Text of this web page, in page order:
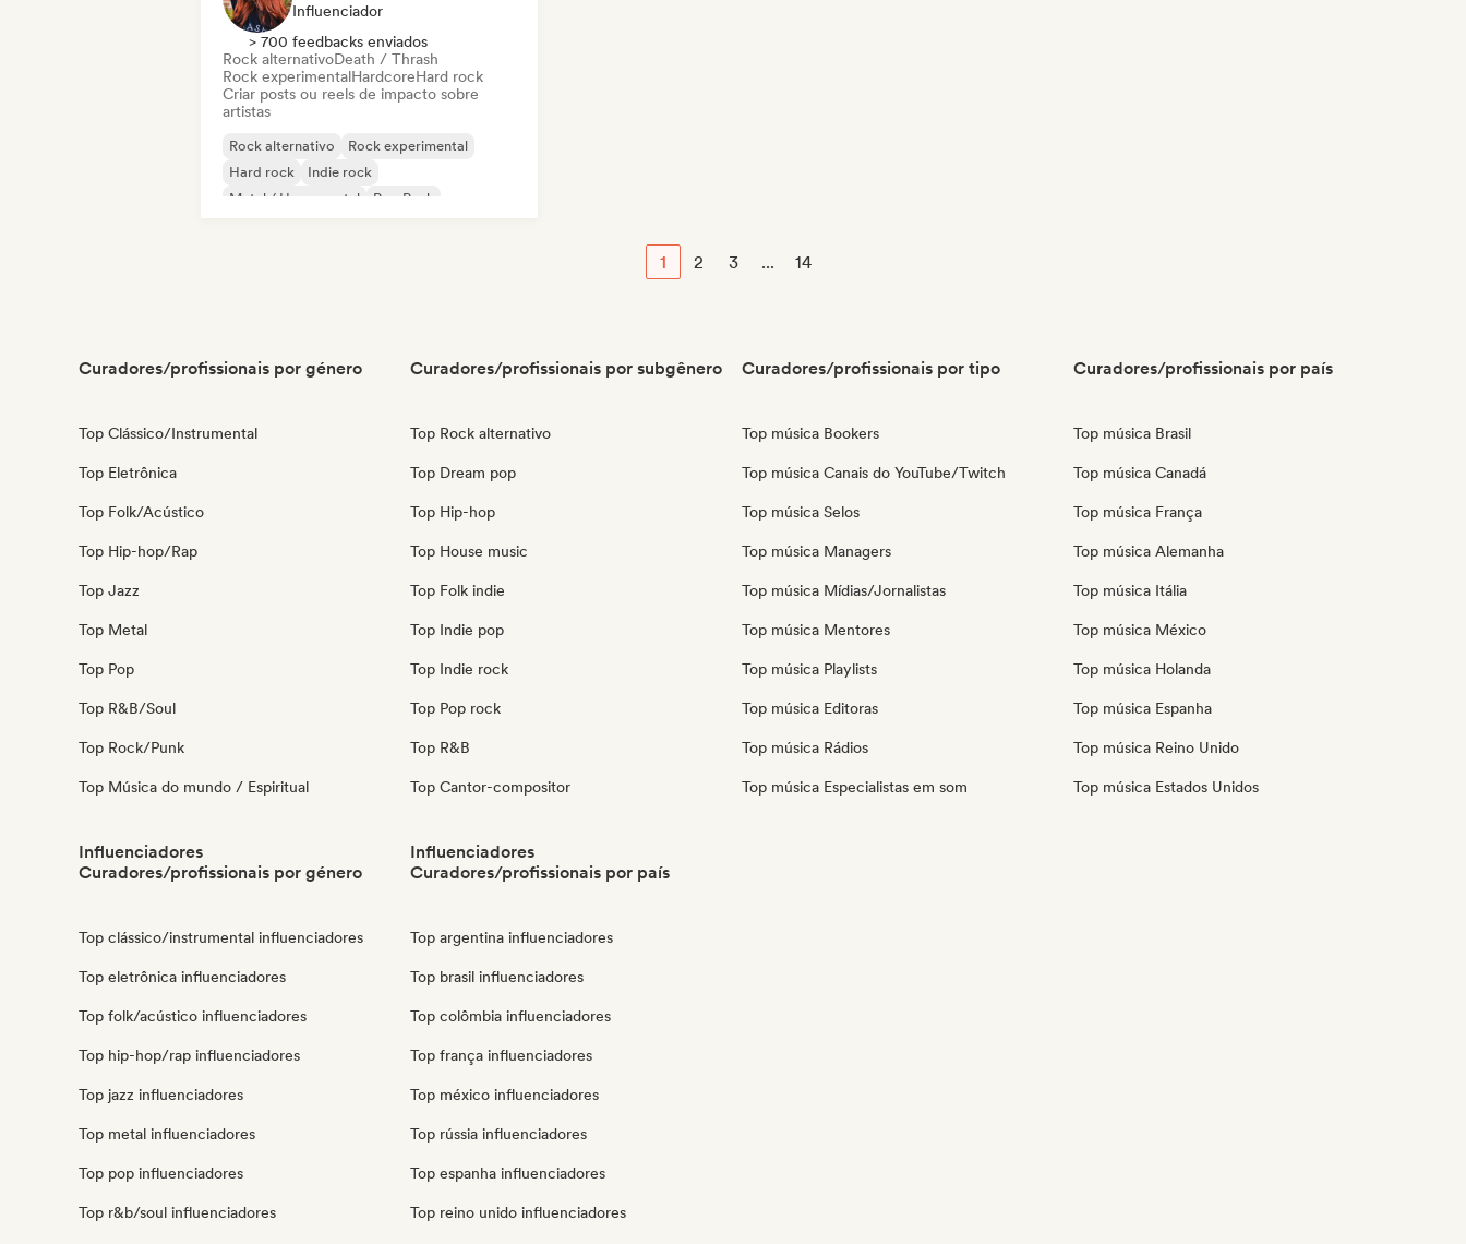
Influenciador
> 700 feedbacks enviados
Rock alternativoDeath / Thrash
Rock experimentalHardcoreHard rock
Criar posts ou reels de impacto sobre
artistas
Rock alternativo
Rock experimental
Hard rock
Indie rock
Metal / Heavy metal
Pop Punk
1 2 3 ... 14
Curadores/profissionais por género
Top Clássico/Instrumental
Top Eletrônica
Top Folk/Acústico
Top Hip-hop/Rap
Top Jazz
Top Metal
Top Pop
Top R&B/Soul
Top Rock/Punk
Top Música do mundo / Espiritual
Curadores/profissionais por subgênero
Top Rock alternativo
Top Dream pop
Top Hip-hop
Top House music
Top Folk indie
Top Indie pop
Top Indie rock
Top Pop rock
Top R&B
Top Cantor-compositor
Curadores/profissionais por tipo
Top música Bookers
Top música Canais do YouTube/Twitch
Top música Selos
Top música Managers
Top música Mídias/Jornalistas
Top música Mentores
Top música Playlists
Top música Editoras
Top música Rádios
Top música Especialistas em som
Curadores/profissionais por país
Top música Brasil
Top música Canadá
Top música França
Top música Alemanha
Top música Itália
Top música México
Top música Holanda
Top música Espanha
Top música Reino Unido
Top música Estados Unidos
Influenciadores
Curadores/profissionais por género
Top clássico/instrumental influenciadores
Top eletrônica influenciadores
Top folk/acústico influenciadores
Top hip-hop/rap influenciadores
Top jazz influenciadores
Top metal influenciadores
Top pop influenciadores
Top r&b/soul influenciadores
Influenciadores
Curadores/profissionais por país
Top argentina influenciadores
Top brasil influenciadores
Top colômbia influenciadores
Top frança influenciadores
Top méxico influenciadores
Top rússia influenciadores
Top espanha influenciadores
Top reino unido influenciadores